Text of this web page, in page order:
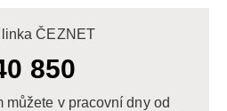
ČEZNET
850
můžete v pracovní dny od